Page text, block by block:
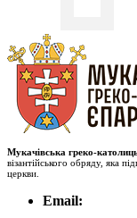
Мукачівська греко-
візантійського обряду, яка
церкви.
Email: